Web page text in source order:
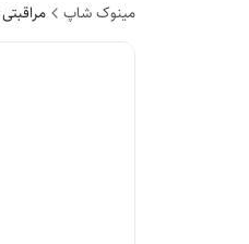
مینوک شاپ مراقبتی